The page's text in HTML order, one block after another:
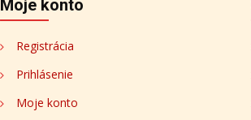
Moje konto
Registrácia
Prihlásenie
Moje konto